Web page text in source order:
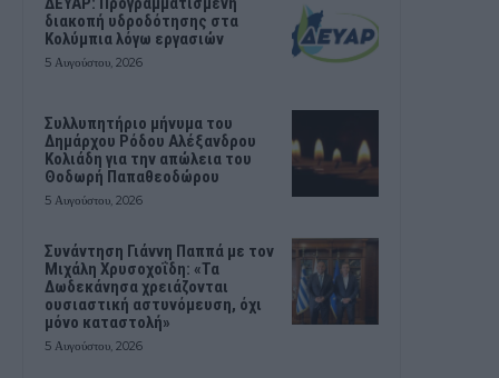
διακοπή υδροδότησης στα
Κολύμπια λόγω εργασιών
5 Αυγούστου, 2026
Συλλυπητήριο μήνυμα του
Δημάρχου Ρόδου Αλέξανδρου
Κολιάδη για την απώλεια του
Θοδωρή Παπαθεοδώρου
5 Αυγούστου, 2026
Συνάντηση Γιάννη Παππά με τον
Μιχάλη Χρυσοχοΐδη: «Τα
Δωδεκάνησα χρειάζονται
ουσιαστική αστυνόμευση, όχι
μόνο καταστολή»
5 Αυγούστου, 2026